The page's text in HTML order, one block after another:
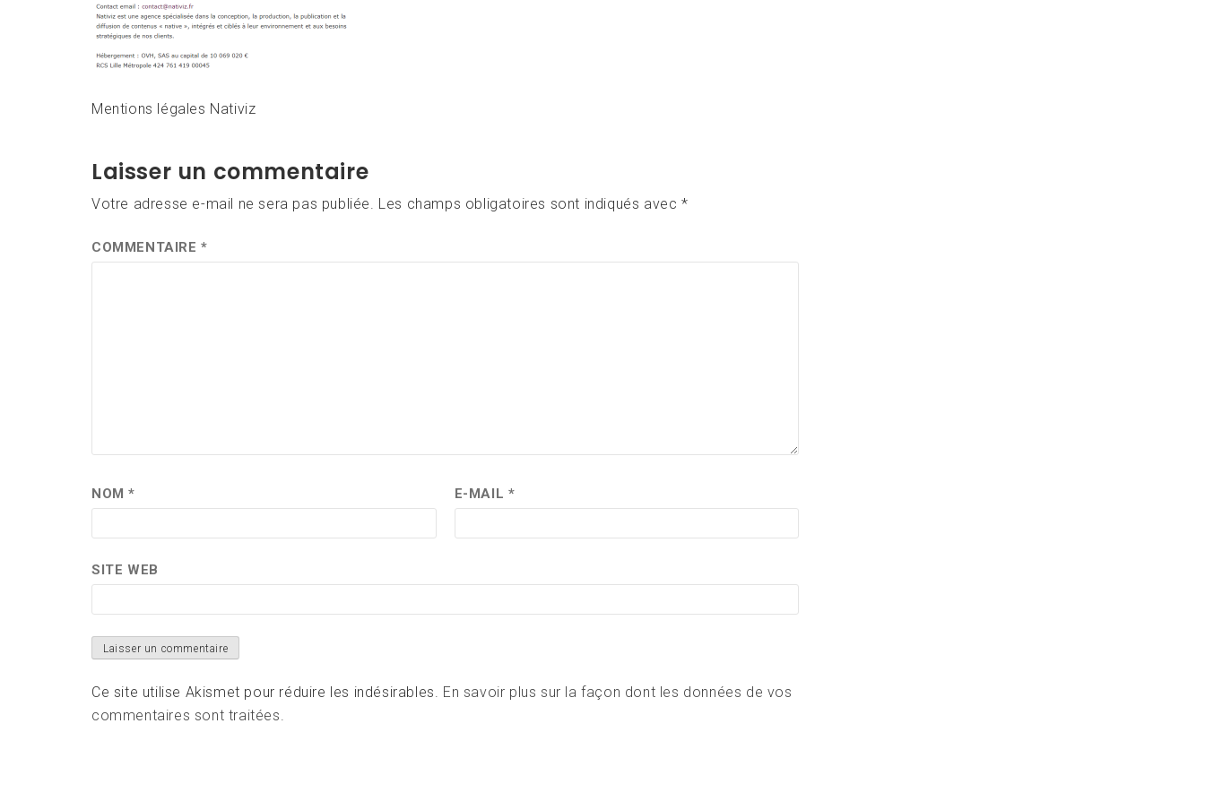
Mentions légales Nativiz
Laisser un commentaire
Votre adresse e-mail ne sera pas publiée. Les champs obligatoires sont indiqués avec*
COMMENTAIRE*
NOM* E-MAIL *
SITE WEB
Ce site utilise Akismet pour réduire les indésirables. En savoir plus sur la façon dont les données de vos
commentaires sont traitées.